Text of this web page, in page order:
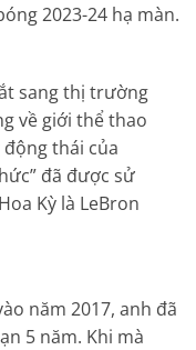
2023-24 hạ màn.
sang thị trường
về giới thể thao
thái của
đã được sử
Kỳ là LeBron
năm 2017, anh đã
5 năm. Khi mà